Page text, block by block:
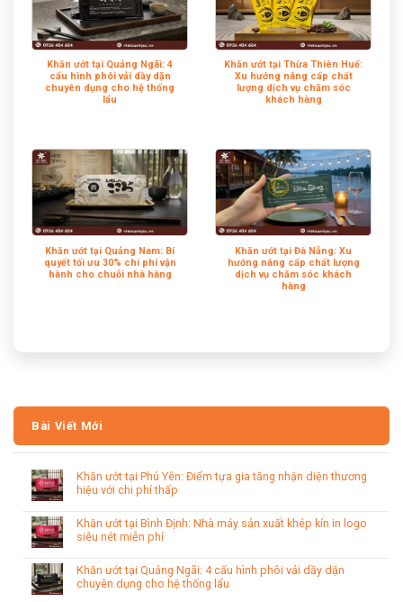
Khăn ướt tại Quảng Ngãi: 4
cấu hình phôi vải dầy dặn
chuyên dụng cho hệ thống
lẩu
Khăn ướt tại Thừa Thiên Huế:
Xu hướng nâng cấp chất
lượng dịch vụ chăm sóc
khách hàng
Khăn ướt tại Quảng Nam: Bí
quyết tối ưu 30% chi phí vận
hành cho chuỗi nhà hàng
Khăn ướt tại Đà Nẵng: Xu
hướng nâng cấp chất lượng
dịch vụ chăm sóc khách
hàng
Bài Viết Mới
Khăn ướt tại Phú Yên: Điểm tựa gia tăng nhận diện thương
hiệu với chi phí thấp
Khăn ướt tại Bình Định: Nhà máy sản xuất khép kín in logo
siêu nét miễn phí
Khăn ướt tại Quảng Ngãi: 4 cấu hình phôi vải dầy dặn
chuyên dụng cho hệ thống lẩu